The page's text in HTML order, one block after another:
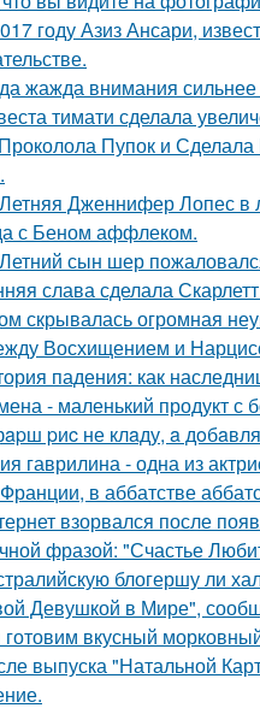
году Азиз Ансари,
жажда внимания
тимати сделала
Пупок и Сделала
Дженнифер Лопес в
с Беном аффлеком.
сын шер
слава сделала
скрывалась огромная
Восхищением и
падения: как
- маленький продукт с
pиc не клaду, a
гаврилина - одна из
в аббатстве
взорвался после
фразой: "Счастье
блогершу ли
Девушкой в Мире",
вкусный
выпуска "Натальной